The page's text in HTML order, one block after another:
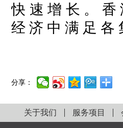
快 速 增 长 。 香
经 济 中 满 足 各
分享：
关于我们 服务项目